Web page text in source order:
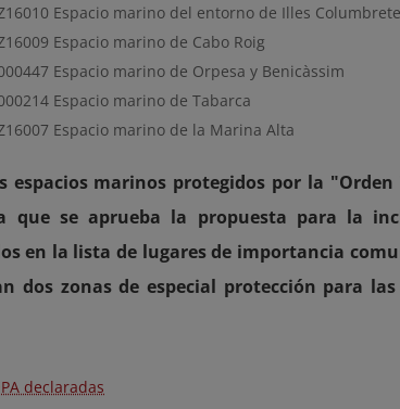
Espacio marino del entorno de Illes
Espacio marino de Cabo Roig
Espacio marino de Orpesa y Benicàssim
Espacio marino de Tabarca
Espacio marino de la Marina Alta
espacios marinos protegidos por la "Orden
que se aprueba la propuesta para la
en la lista de lugares de importancia
dos zonas de especial protección para
declaradas